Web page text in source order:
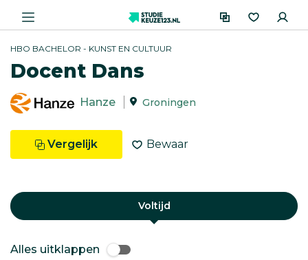
HBO BACHELOR - KUNST EN CULTUUR
Docent Dans
Hanze Groningen
Vergelijk Bewaar
Voltijd
Alles uitklappen